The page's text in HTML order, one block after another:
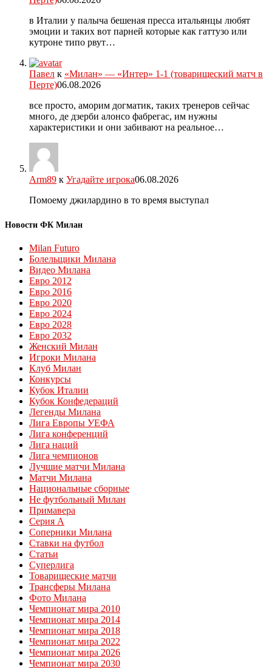
в Италии у палыча бешеная пресса итальянцы любят
эмоции и таких вот парней которые как гаттузо или
кутроне типо рвут…
Павел к «Милан» — «Интер» 1-1 (товарищеский матч в
Перте)06.08.2026
все просто, аморим догматик, таких тренеров сейчас
много, де дзерби алонсо фабрегас, им нужны
характеристики и они забивают на реальное…
Arm89 к Угадайте игрока06.08.2026
Помоему джилардино в то время выступал
Новости ФК Милан
Milan Futuro
Болельщики Милана
Видео Милана
Евро 2012
Евро 2016
Евро 2020
Евро 2024
Евро 2028
Евро 2032
Женский Милан
Игроки Милана
Клуб Милан
Конкурсы
Кубок Италии
Кубок Конфедераций
Легенды Милана
Лига Европы УЕФА
Лига конференций
Лига наций
Лига чемпионов
Лучшие матчи Милана
Матчи Милана
Национальные сборные
Не футбольный Милан
Примавера
Серия А
Соперники Милана
Ставки на футбол
Статьи
Суперлига
Товарищеские матчи
Трансферы Милана
Фото Милана
Чемпионат мира 2010
Чемпионат мира 2014
Чемпионат мира 2018
Чемпионат мира 2022
Чемпионат мира 2026
Чемпионат мира 2030